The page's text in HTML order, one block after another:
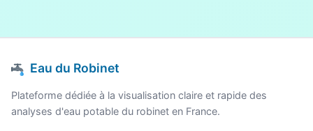
Eau du Robinet
Plateforme dédiée à la visualisation claire et rapide des
analyses d'eau potable du robinet en France.